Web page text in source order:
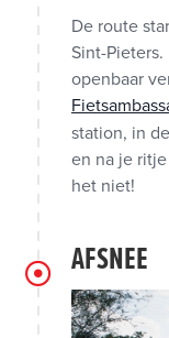
De route
Sint-
openbaar
station, in
en na je
het niet!
AFSNEE